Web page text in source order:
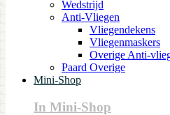
Wedstrijd
Anti-Vliegen
Vliegendekens
Vliegenmaskers
Overige Anti-
Paard Overige
Mini-Shop
In Mini-Shop